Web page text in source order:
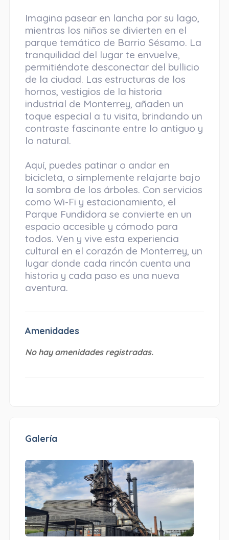
Imagina pasear en lancha por su lago,
mientras los niños se divierten en el
parque temático de Barrio Sésamo. La
tranquilidad del lugar te envuelve,
permitiéndote desconectar del bullicio
de la ciudad. Las estructuras de los
hornos, vestigios de la historia
industrial de Monterrey, añaden un
toque especial a tu visita, brindando un
contraste fascinante entre lo antiguo y
lo natural.
Aquí, puedes patinar o andar en
bicicleta, o simplemente relajarte bajo
la sombra de los árboles. Con servicios
como Wi-Fi y estacionamiento, el
Parque Fundidora se convierte en un
espacio accesible y cómodo para
todos. Ven y vive esta experiencia
cultural en el corazón de Monterrey, un
lugar donde cada rincón cuenta una
historia y cada paso es una nueva
aventura.
Amenidades
No hay amenidades registradas.
Galería